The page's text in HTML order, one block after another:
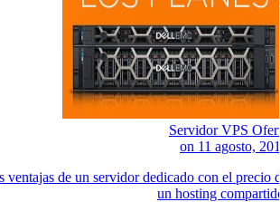
Servidor VPS
on 11 agosto,
ventajas de un servidor dedicado con el precio
un hosting